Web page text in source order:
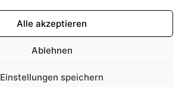
Alle akzeptieren
Ablehnen
Einstellungen speichern